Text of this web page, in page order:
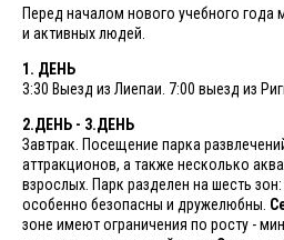
Перед началом нового учебного
и активных людей.
1. ДЕНЬ
3:30 Выезд из Лиепаи. 7:00 выезд из
2.ДЕНЬ - 3.ДЕНЬ
Завтрак. Посещение парка
аттракционов, а также несколько
взрослых. Парк разделен на шесть зон:
особенно безопасны и дружелюбны.
зоне имеют ограничения по росту -